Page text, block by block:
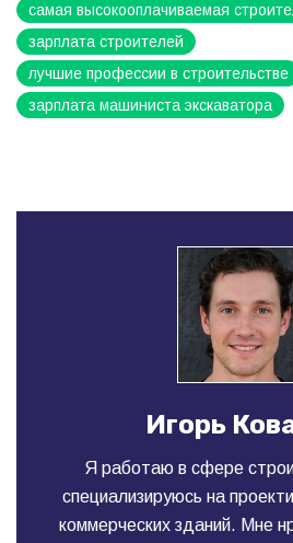
самая высокооплачиваемая
зарплата строителей
лучшие профессии в строительстве
зарплата машиниста экскаватора
Игорь
Я работаю в сфере
специализируюсь на
коммерческих зданий. Мне